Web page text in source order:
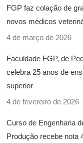
FGP faz colação de
novos médicos
4 de março de 2026
Faculdade FGP, de
celebra 25 anos de
superior
4 de fevereiro de 2026
Curso de Engenharia
Produção recebe nota